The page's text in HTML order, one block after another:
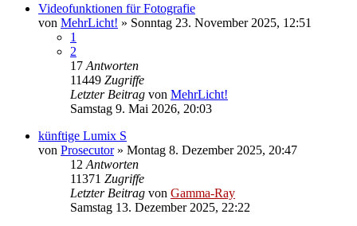
Videofunktionen für Fotografie
von MehrLicht! » Sonntag 23. November 2025, 12:51
1
2
17 Antworten
11449 Zugriffe
Letzter Beitrag von MehrLicht!
Samstag 9. Mai 2026, 20:03
künftige Lumix S
von Prosecutor» Montag 8. Dezember 2025, 20:47
12 Antworten
11371 Zugriffe
Letzter Beitrag von Gamma-Ray
Samstag 13. Dezember 2025, 22:22